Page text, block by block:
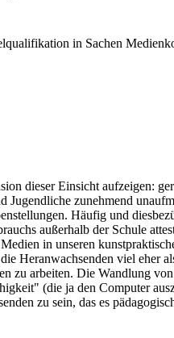
in Sachen
dieser Einsicht aufzeigen:
zunehmend
Häufig und
außerhalb der Schule
in unseren
Heranwachsenden viel eher
zu arbeiten. Die Wandlung
(die ja den Computer
zu sein, das es